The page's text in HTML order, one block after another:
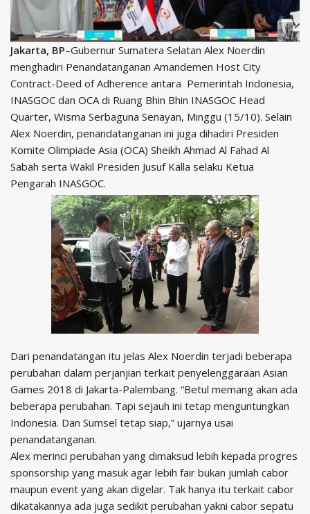
Jakarta, BP–Gubernur Sumatera Selatan Alex Noerdin
menghadiri Penandatanganan Amandemen Host City
Contract-Deed of Adherence antara Pemerintah Indonesia,
INASGOC dan OCA di Ruang Bhin Bhin INASGOC Head
Quarter, Wisma Serbaguna Senayan, Minggu (15/10). Selain
Alex Noerdin, penandatanganan ini juga dihadiri Presiden
Komite Olimpiade Asia (OCA) Sheikh Ahmad Al Fahad Al
Sabah serta Wakil Presiden Jusuf Kalla selaku Ketua
Pengarah INASGOC.
Dari penandatangan itu jelas Alex Noerdin terjadi beberapa
perubahan dalam perjanjian terkait penyelenggaraan Asian
Games 2018 di Jakarta-Palembang. “Betul memang akan ada
beberapa perubahan. Tapi sejauh ini tetap menguntungkan
Indonesia. Dan Sumsel tetap siap,” ujarnya usai
penandatanganan.
Alex merinci perubahan yang dimaksud lebih kepada progres
sponsorship yang masuk agar lebih fair bukan jumlah cabor
maupun event yang akan digelar. Tak hanya itu terkait cabor
dikatakannya ada juga sedikit perubahan yakni cabor sepatu